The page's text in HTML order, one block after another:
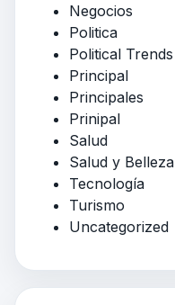
Negocios
Politica
Political Trends
Principal
Principales
Prinipal
Salud
Salud y Belleza
Tecnología
Turismo
Uncategorized